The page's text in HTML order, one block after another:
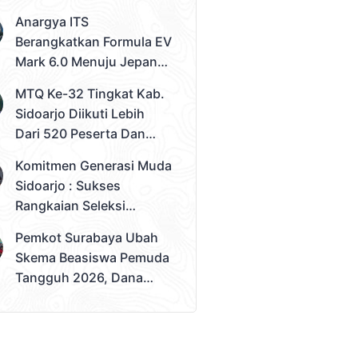
Anargya ITS
Berangkatkan Formula EV
Mark 6.0 Menuju Jepang,
2026
MTQ Ke-32 Tingkat Kab.
Sidoarjo Diikuti Lebih
Dari 520 Peserta Dan
Juara Umum
Komitmen Generasi Muda
Sidoarjo : Sukses
Rangkaian Seleksi
Pemilihan Duta Muda
Sidoarjo 2026
Pemkot Surabaya Ubah
Skema Beasiswa Pemuda
Tangguh 2026, Dana
Sekolah